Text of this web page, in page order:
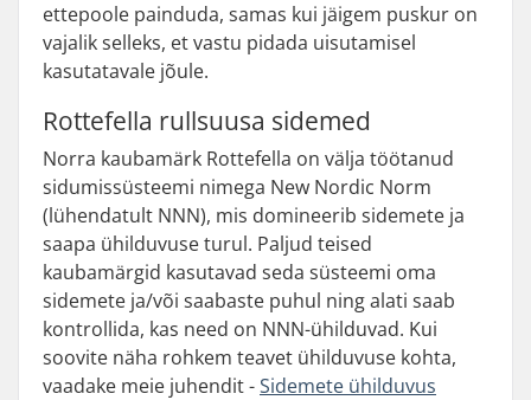
ettepoole painduda, samas kui jäigem puskur on
vajalik selleks, et vastu pidada uisutamisel
kasutatavale jõule.
Rottefella rullsuusa sidemed
Norra kaubamärk Rottefella on välja töötanud
sidumissüsteemi nimega New Nordic Norm
(lühendatult NNN), mis domineerib sidemete ja
saapa ühilduvuse turul. Paljud teised
kaubamärgid kasutavad seda süsteemi oma
sidemete ja/või saabaste puhul ning alati saab
kontrollida, kas need on NNN-ühilduvad. Kui
soovite näha rohkem teavet ühilduvuse kohta,
vaadake meie juhendit -Sidemete ühilduvus